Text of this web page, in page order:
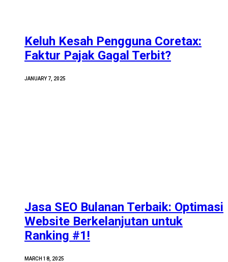
Keluh Kesah Pengguna Coretax:
Faktur Pajak Gagal Terbit?
JANUARY 7, 2025
Jasa SEO Bulanan Terbaik: Optimasi
Website Berkelanjutan untuk
Ranking #1!
MARCH 18, 2025